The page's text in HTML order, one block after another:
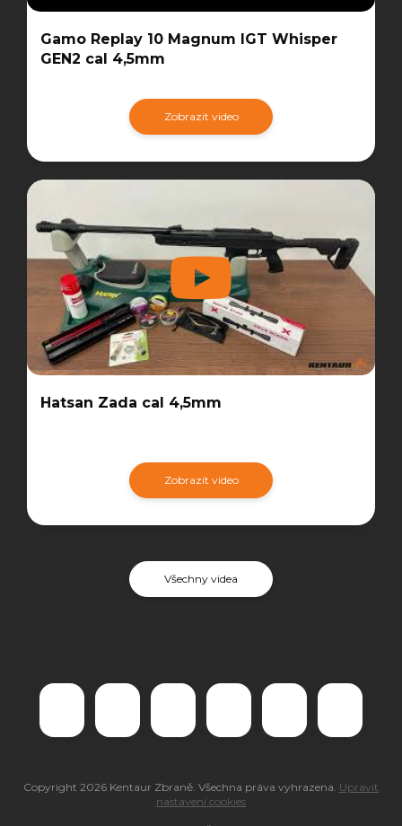
Gamo Replay 10 Magnum IGT Whisper
GEN2 cal 4,5mm
Zobrazit video
Hatsan Zada cal 4,5mm
Zobrazit video
Všechny videa
Copyright 2026 Kentaur Zbraně. Všechna práva vyhrazena. Upravit
nastavení cookies